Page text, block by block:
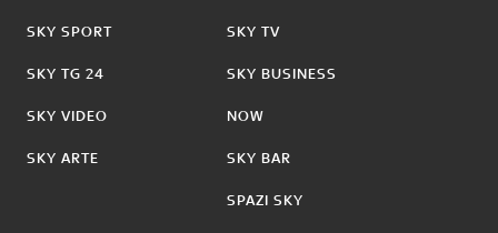
SKY SPORT
SKY TG 24
SKY VIDEO
SKY ARTE
SKY TV
SKY BUSINESS
NOW
SKY BAR
SPAZI SKY